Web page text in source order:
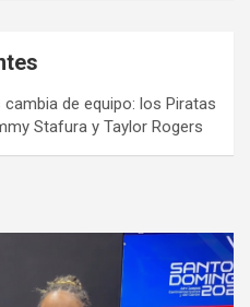
cambia de equipo: los Piratas
Stafura y Taylor Rogers